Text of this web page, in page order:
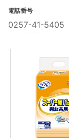
電話番号
0257-41-5405